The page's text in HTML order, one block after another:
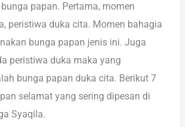
papan. Pertama, momen
peristiwa duka cita. Momen bahagia
bunga papan jenis ini. Juga
peristiwa duka maka yang
bunga papan duka cita. Berikut 7
selamat yang sering dipesan di
Syaqila.